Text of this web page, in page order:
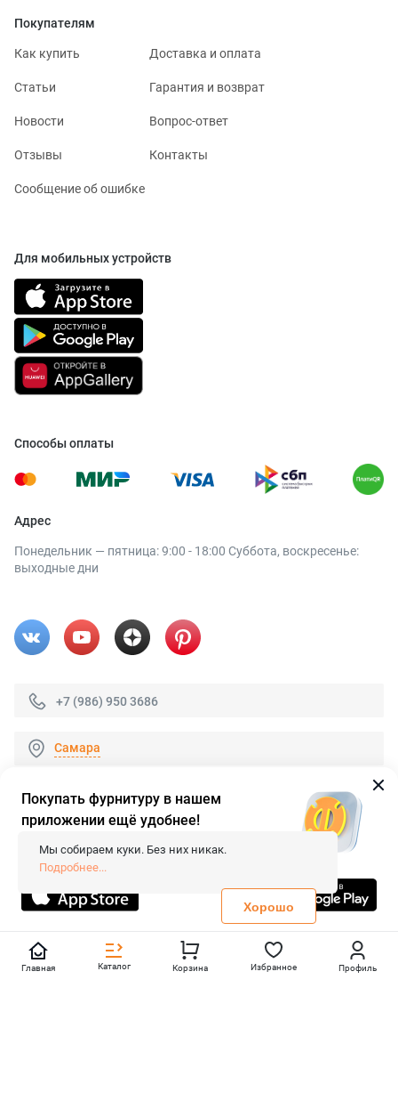
Покупателям
Как купить Доставка и оплата
Статьи Гарантия и возврат
Новости Вопрос-ответ
Отзывы Контакты
Сообщение об ошибке
Для мобильных устройств
Способы оплаты
Адрес
Понедельник — пятница: 9:00 - 18:00 Суббота, воскресенье:
выходные дни
+7 (986) 950 3686
Самара
© 2026 «FieraShop.ru»
Сопровождение сайта
- Вебформат.
Все права защищены.
Не является публичной офертой
Политика конфиденциальности
Главная Каталог Корзина Избранное Профиль
Покупать фурнитуру в нашем
приложении ещё удобнее!
Мы собираем куки. Без них никак.
Подробнее...
Хорошо